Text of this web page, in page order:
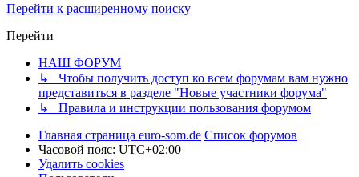
Перейти к расширенному поиску
Перейти
НАШ ФОРУМ
↳ Чтобы получить доступ ко всем форумам вам нужно
представиться в разделе "Новые участники форума"
↳ Правила и инструкции пользования форумом
Главная страница euro-som.de Список форумов
Часовой пояс: UTC+02:00
Удалить cookies